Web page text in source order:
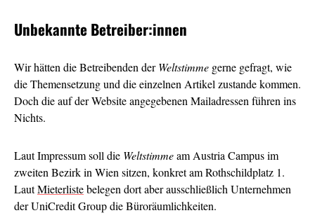
Unbekannte Betreiber:innen
Wir hätten die Betreibenden derWeltstimme gerne gefragt, wie
die Themensetzung und die einzelnen Artikel zustande kommen.
Doch die auf der Website angegebenen Mailadressen führen ins
Nichts.
Laut Impressum soll die Weltstimmeam Austria Campus im
zweiten Bezirk in Wien sitzen, konkret am Rothschildplatz 1.
LautMieterlistebelegen dort aber ausschließlich Unternehmen
der UniCredit Group die Büroräumlichkeiten.